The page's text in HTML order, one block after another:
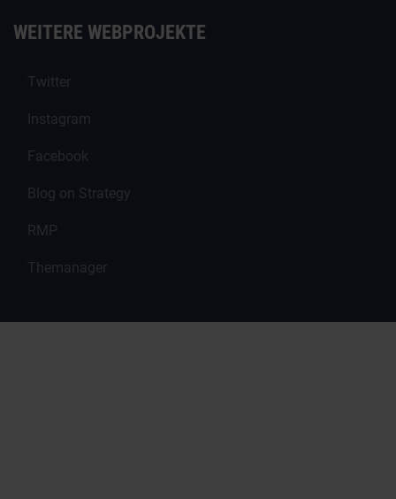
WEITERE WEBPROJEKTE
Twitter
Instagram
Facebook
Blog on Strategy
RMP
Themanager